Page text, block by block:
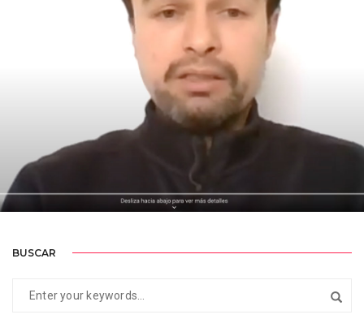
¿SON LOS ACUERDOS VOLUNTARIOS DE CERO-
DEFORESTACIÓN EFECTIVOS PARA LA CONSERVACIÓN
DE BIODIVERSIDAD? EL CASO DE LOS SISTEMAS
AGROINDUSTRIALES DE PALMA DE ACEITE EN EL
DEPARTAMENTO DE MAGDALENA – LUIS GUILLERMO
CASTRO GUTIÉRREZ
BUSCAR